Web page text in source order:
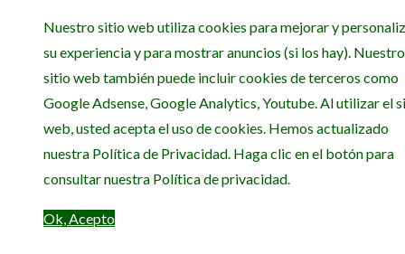
Nuestro sitio web utiliza cookies para mejorar y
su experiencia y para mostrar anuncios (si los hay). Nuestro
sitio web también puede incluir cookies de terceros como
Google Adsense, Google Analytics, Youtube. Al utilizar el
web, usted acepta el uso de cookies. Hemos actualizado
nuestra Política de Privacidad. Haga clic en el botón para
consultar nuestra Política de privacidad.
Ok, Acepto